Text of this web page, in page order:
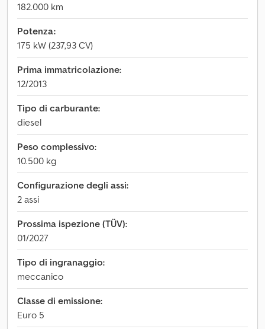
182.000 km
Potenza:
175 kW (237,93 CV)
Prima immatricolazione:
12/2013
Tipo di carburante:
diesel
Peso complessivo:
10.500 kg
Configurazione degli assi:
2 assi
Prossima ispezione (TÜV):
01/2027
Tipo di ingranaggio:
meccanico
Classe di emissione:
Euro 5